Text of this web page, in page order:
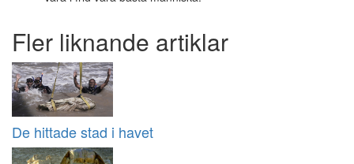
Fler liknande artiklar
De hittade stad i havet